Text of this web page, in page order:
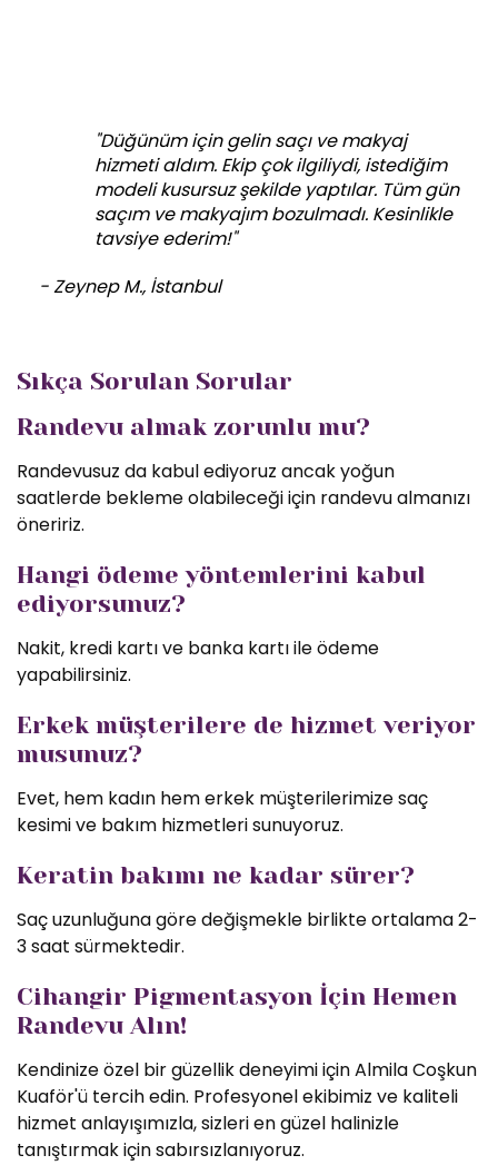
"Düğünüm için gelin saçı ve makyaj
hizmeti aldım. Ekip çok ilgiliydi, istediğim
modeli kusursuz şekilde yaptılar. Tüm gün
saçım ve makyajım bozulmadı. Kesinlikle
tavsiye ederim!"
- Zeynep M., İstanbul
Sıkça Sorulan Sorular
Randevu almak zorunlu mu?
Randevusuz da kabul ediyoruz ancak yoğun
saatlerde bekleme olabileceği için randevu almanızı
öneririz.
Hangi ödeme yöntemlerini kabul
ediyorsunuz?
Nakit, kredi kartı ve banka kartı ile ödeme
yapabilirsiniz.
Erkek müşterilere de hizmet veriyor
musunuz?
Evet, hem kadın hem erkek müşterilerimize saç
kesimi ve bakım hizmetleri sunuyoruz.
Keratin bakımı ne kadar sürer?
Saç uzunluğuna göre değişmekle birlikte ortalama 2-
3 saat sürmektedir.
Cihangir Pigmentasyon İçin Hemen
Randevu Alın!
Kendinize özel bir güzellik deneyimi için Almila Coşkun
Kuaför'ü tercih edin. Profesyonel ekibimiz ve kaliteli
hizmet anlayışımızla, sizleri en güzel halinizle
tanıştırmak için sabırsızlanıyoruz.